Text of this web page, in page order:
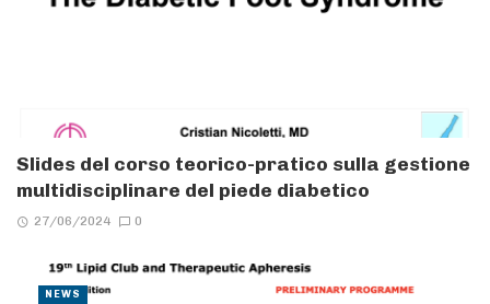
Slides del corso teorico-pratico sulla gestione
multidisciplinare del piede diabetico
27/06/2024 0
NEWS